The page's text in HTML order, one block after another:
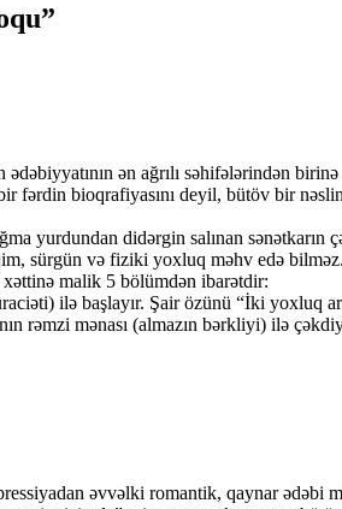
ən ağrılı səhifələrindən
fərdin bioqrafiyasını deyil, bütöv bir
yurdundan didərgin salınan sənətkarın
sürgün və fiziki yoxluq məhv edə
malik 5 bölümdən ibarətdir:
ilə başlayır. Şair özünü “İki yoxluq
rəmzi mənası (almazın bərkliyi) ilə
əvvəlki romantik, qaynar ədəbi